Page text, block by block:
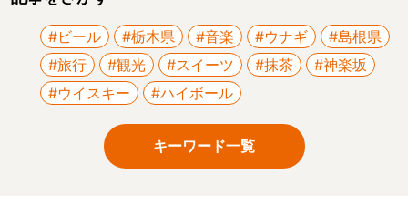
#ビール #栃木県 #音楽 #ウナギ
#島根県
#旅行
#観光 #スイーツ #抹茶
#神楽坂
#ウイスキー
#ハイボール
キーワード一覧